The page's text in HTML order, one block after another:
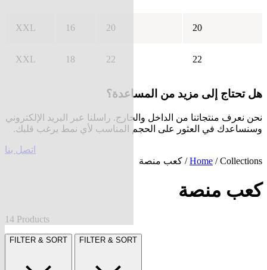
XXL 16 20 20
XXL 18 22 22
هل تحتاج إلى مزيد من المساعدة؟
نحن نعرف منتجاتنا من الداخل والخارج. راسلنا عبر البريد الإلكتروني
وسنساعدك في العثور على الحجم المناسب لأي نمط يرغب قلبك.
اتصل بنا
Home / Collections / كعب منصة
كعب منصة
14 Products
FILTER & SORT FILTER & SORT